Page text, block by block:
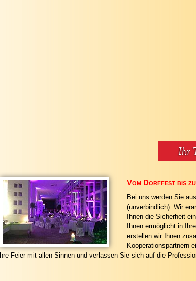
Vom Dorffest bis
Bei uns werden Sie
(unverbindlich). Wir
Ihnen die Sicherheit
Ihnen ermöglicht in
erstellen wir Ihnen
Kooperationspartnern
Ihre Feier mit allen Sinnen und verlassen Sie sich auf die